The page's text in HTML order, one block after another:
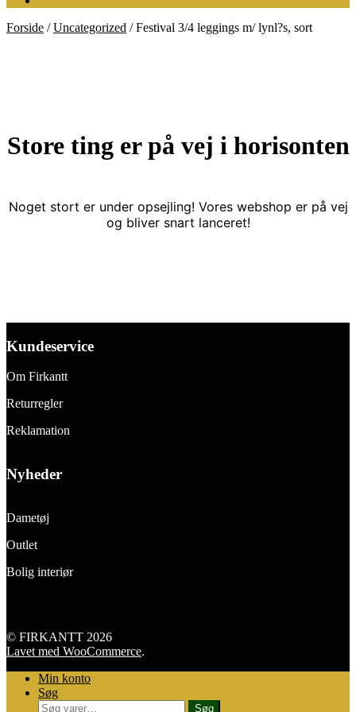
Forside /Uncategorized /Festival 3/4 leggings m/ lynl?s, sort
Store ting er på vej i horisonten
Noget stort er under opsejling! Vores webshop er på vej
og bliver snart lanceret!
Kundeservice
Om Firkantt
Returregler
Reklamation
Nyheder
Dametøj
Outlet
Bolig interiør
© FIRKANTT 2026
Lavet med WooCommerce.
Min konto
Søg
Søg
Søg